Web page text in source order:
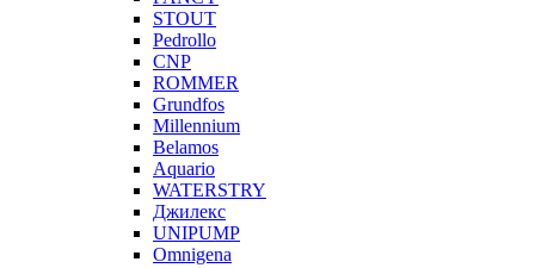
STOUT
Pedrollo
CNP
ROMMER
Grundfos
Millennium
Belamos
Aquario
WATERSTRY
Джилекс
UNIPUMP
Omnigena